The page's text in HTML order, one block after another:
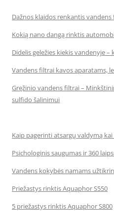
Dažnos klaidos renkantis
Kokią nano dangą rinktis
Didelis geležies kiekis vandenyje
Vandens filtrai kavos aparatams,
Gręžinio vandens filtrai –
sulfido šalinimui
Kaip pagerinti atsargų valdymą
Psichologinis saugumas ir 360
Vandens kokybės namams
Priežastys rinktis Aquaphor S550
5 priežastys rinktis Aquaphor S800